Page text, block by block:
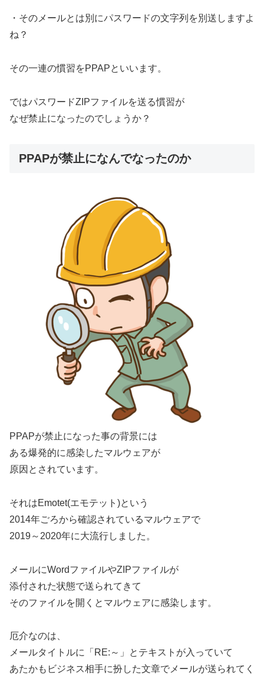
・そのメールとは別にパスワードの文字列を別送しますよ
ね？
その一連の慣習をPPAPといいます。
ではパスワードZIPファイルを送る慣習が
なぜ禁止になったのでしょうか？
PPAPが禁止になんでなったのか
PPAPが禁止になった事の背景には
ある爆発的に感染したマルウェアが
原因とされています。
それはEmotet(エモテット)という
2014年ごろから確認されているマルウェアで
2019～2020年に大流行しました。
メールにWordファイルやZIPファイルが
添付された状態で送られてきて
そのファイルを開くとマルウェアに感染します。
厄介なのは、
メールタイトルに「RE:～」とテキストが入っていて
あたかもビジネス相手に扮した文章でメールが送られてく